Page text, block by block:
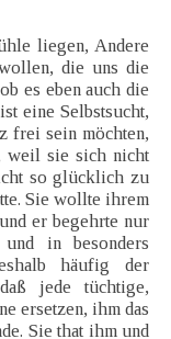
liegen, Andere
die uns die
es eben auch die
eine Selbstsucht,
frei sein möchten,
weil sie sich nicht
so glücklich zu
Sie wollte ihrem
er begehrte nur
in besonders
häufig der
jede tüchtige,
ersetzen, ihm das
Sie that ihm und